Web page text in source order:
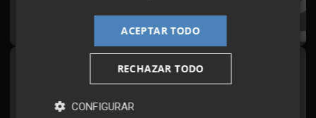
¡Quiero suscribirme!
Síguenos en redes
Plaza Podcast, desde cualquier medio
ACEPTAR TODO
RECHAZAR TODO
CONFIGURAR